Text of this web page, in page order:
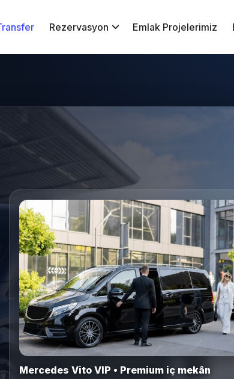
Rezervasyon Emlak Projelerimiz
Mercedes Vito VIP • Premium iç mekân